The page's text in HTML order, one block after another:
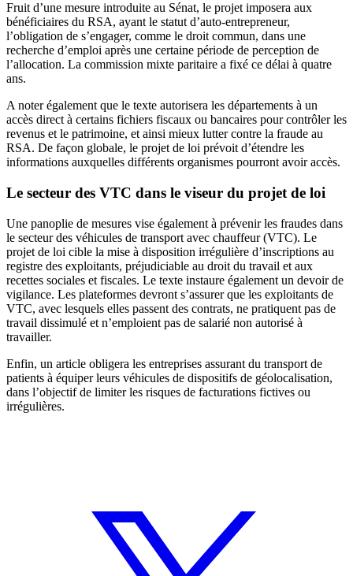
Fruit d’une mesure introduite au Sénat, le projet imposera aux
bénéficiaires du RSA, ayant le statut d’auto-entrepreneur,
l’obligation de s’engager, comme le droit commun, dans une
recherche d’emploi après une certaine période de perception de
l’allocation. La commission mixte paritaire a fixé ce délai à quatre
ans.
A noter également que le texte autorisera les départements à un
accès direct à certains fichiers fiscaux ou bancaires pour contrôler les
revenus et le patrimoine, et ainsi mieux lutter contre la fraude au
RSA. De façon globale, le projet de loi prévoit d’étendre les
informations auxquelles différents organismes pourront avoir accès.
Le secteur des VTC dans le viseur du projet de loi
Une panoplie de mesures vise également à prévenir les fraudes dans
le secteur des véhicules de transport avec chauffeur (VTC). Le
projet de loi cible la mise à disposition irrégulière d’inscriptions au
registre des exploitants, préjudiciable au droit du travail et aux
recettes sociales et fiscales. Le texte instaure également un devoir de
vigilance. Les plateformes devront s’assurer que les exploitants de
VTC, avec lesquels elles passent des contrats, ne pratiquent pas de
travail dissimulé et n’emploient pas de salarié non autorisé à
travailler.
Enfin, un article obligera les entreprises assurant du transport de
patients à équiper leurs véhicules de dispositifs de géolocalisation,
dans l’objectif de limiter les risques de facturations fictives ou
irrégulières.